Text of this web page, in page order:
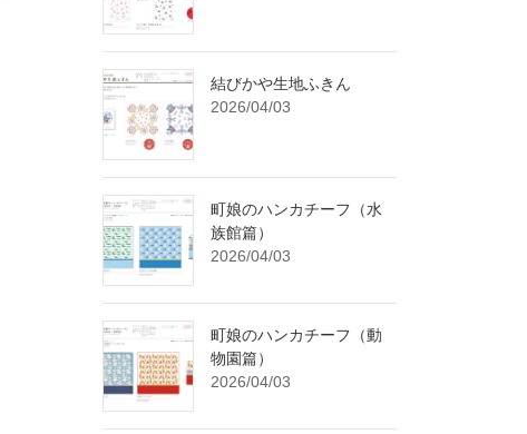
結びかや生地ふきん
2026/04/03
町娘のハンカチーフ（水
族館篇）
2026/04/03
町娘のハンカチーフ（動
物園篇）
2026/04/03